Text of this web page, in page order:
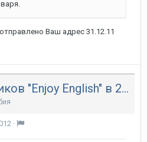
Ваш адрес 31.12.11
Апробация учебников "Enjoy English" в 2011/12 году
·